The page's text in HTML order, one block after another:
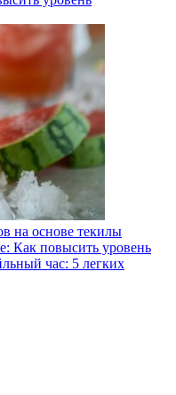
на основе текилы
Как повысить уровень
час: 5 легких